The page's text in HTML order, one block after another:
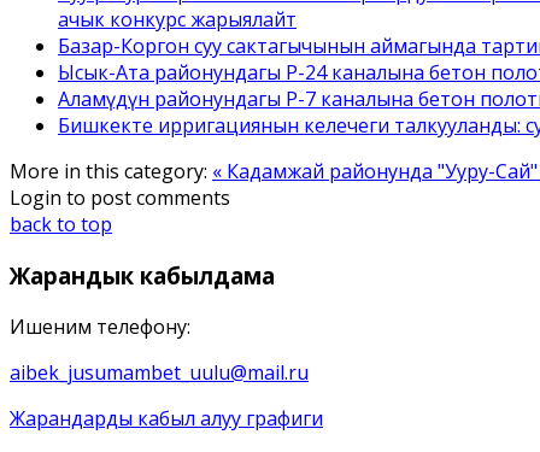
ачык конкурс жарыялайт
Базар-Коргон суу сактагычынын аймагында
Ысык-Ата районундагы Р-24 каналына бетон
Аламүдүн районундагы Р-7 каналына бетон
Бишкекте ирригациянын келечеги талкууланды:
More in this category: « Кадамжай районунда "Ууру-
Login to post comments
back to top
Жарандык кабылдама
Ишеним телефону:
aibek_jusumambet_uulu@mail.ru
Жарандарды кабыл алуу графиги